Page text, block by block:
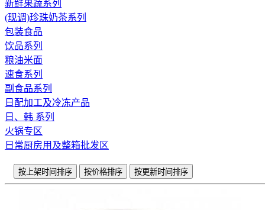
新鲜果蔬系列
(现调)珍珠奶茶系列
包装食品
饮品系列
粮油米面
速食系列
副食品系列
日配加工及冷冻产品
日、韩 系列
火锅专区
日常厨房用及整箱批发区
按上架时间排序 按价格排序 按更新时间排序